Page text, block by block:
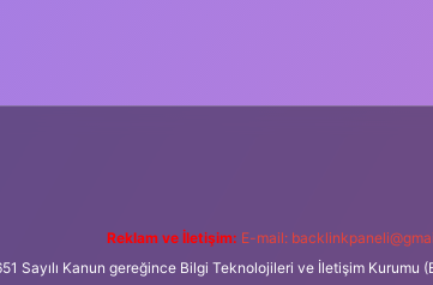
Reklam ve İletişim: E-mail:
Sayılı Kanun gereğince Bilgi Teknolojileri ve İletişim